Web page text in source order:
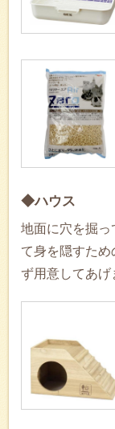
◆ハウス
地面に穴を掘っ
て身を隠すた
ず用意してあげ